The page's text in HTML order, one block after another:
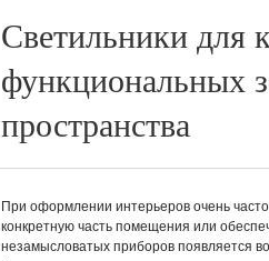
Светильники для
функциональных
пространства
При оформлении интерьеров очень
конкретную часть помещения или
незамысловатых приборов появляется